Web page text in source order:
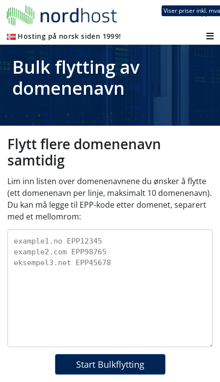
Hosting på norsk siden 1999!
0
Viser priser inkl. mva
Bulk flytting av
domenenavn
Flytt flere domenenavn
samtidig
Lim inn listen over domenenavnene du ønsker å flytte
(ett domenenavn per linje, maksimalt 10 domenenavn).
Du kan må legge til EPP-kode etter domenet, separert
med et mellomrom:
Start Bulkflytting